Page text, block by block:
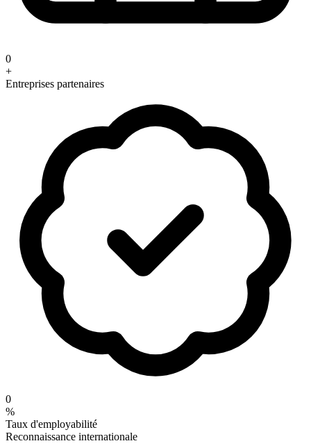
0
+
Entreprises partenaires
0
%
Taux d'employabilité
Reconnaissance internationale